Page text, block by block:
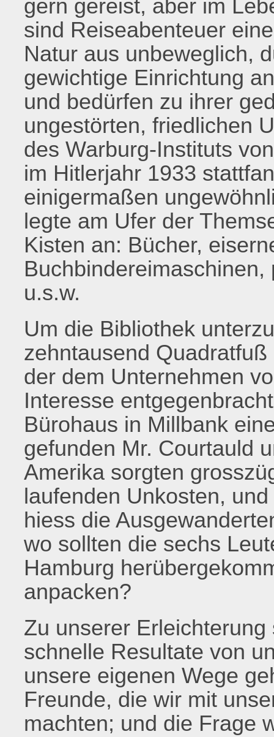
gern gereist, aber im
sind Reiseabenteuer
Natur aus unbeweglich,
gewichtige Einrichtung
und bedürfen zu ihrer
ungestörten, friedlichen
des Warburg-Instituts
im Hitlerjahr 1933
einigermaßen
legte am Ufer der
Kisten an: Bücher,
u.s.w.
Um die Bibliothek
zehntausend
der dem Unternehmen
Interesse
Bürohaus in Millbank
gefunden Mr. Courtauld
Amerika sorgten
laufenden Unkosten,
hiess die
wo sollten die sechs
Hamburg
anpacken?
Zu unserer
schnelle Resultate von
unsere eigenen Wege
Freunde, die wir mit
machten; und die Frage